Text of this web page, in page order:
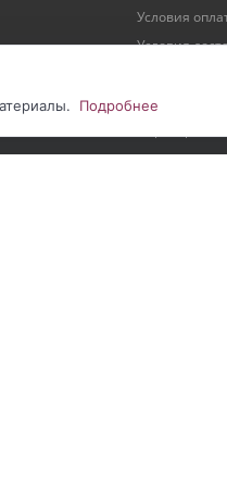
Условия
Условия
Подробнее